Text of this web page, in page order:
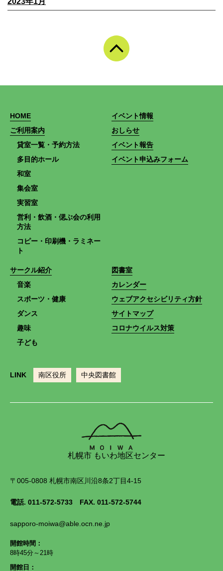
HOME
ご利用案内
貸室一覧・予約方法
多目的ホール
和室
集会室
実習室
営利・飲酒・偲ぶ会の利用
方法
コピー・印刷機・ラミネー
ト
イベント情報
おしらせ
イベント報告
イベント申込みフォーム
サークル紹介
音楽
スポーツ・健康
ダンス
趣味
子ども
図書室
カレンダー
ウェブアクセシビリティ方針
サイトマップ
コロナウイルス対策
LINK 南区役所 中央図書館
札幌市 もいわ地区センター
〒005-0808 札幌市南区川沿8条2丁目4-15
電話. 011-572-5733 FAX. 011-572-5744
sapporo-moiwa@able.ocn.ne.jp
開館時間：
8時45分～21時
開館日：